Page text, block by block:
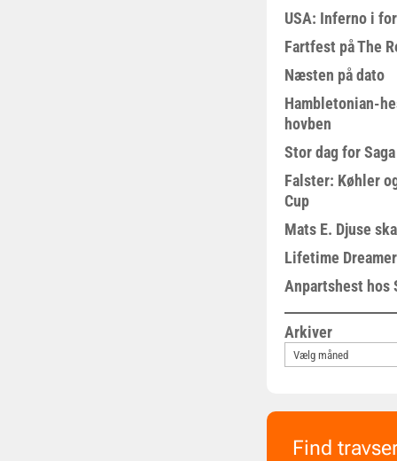
USA: Inferno i
Fartfest på The
Næsten på dato
Hambletonian-
hovben
Stor dag for
Falster: Køhler
Cup
Mats E. Djuse
Lifetime
Anpartshest hos
Arkiver
Find